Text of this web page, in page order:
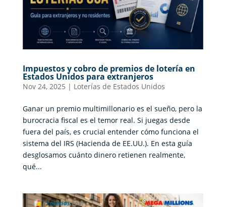
Impuestos y cobro de premios de lotería en
Estados Unidos para extranjeros
Nov 24, 2025 | Loterías de Estados Unidos
Ganar un premio multimillonario es el sueño, pero la
burocracia fiscal es el temor real. Si juegas desde
fuera del país, es crucial entender cómo funciona el
sistema del IRS (Hacienda de EE.UU.). En esta guía
desglosamos cuánto dinero retienen realmente,
qué...